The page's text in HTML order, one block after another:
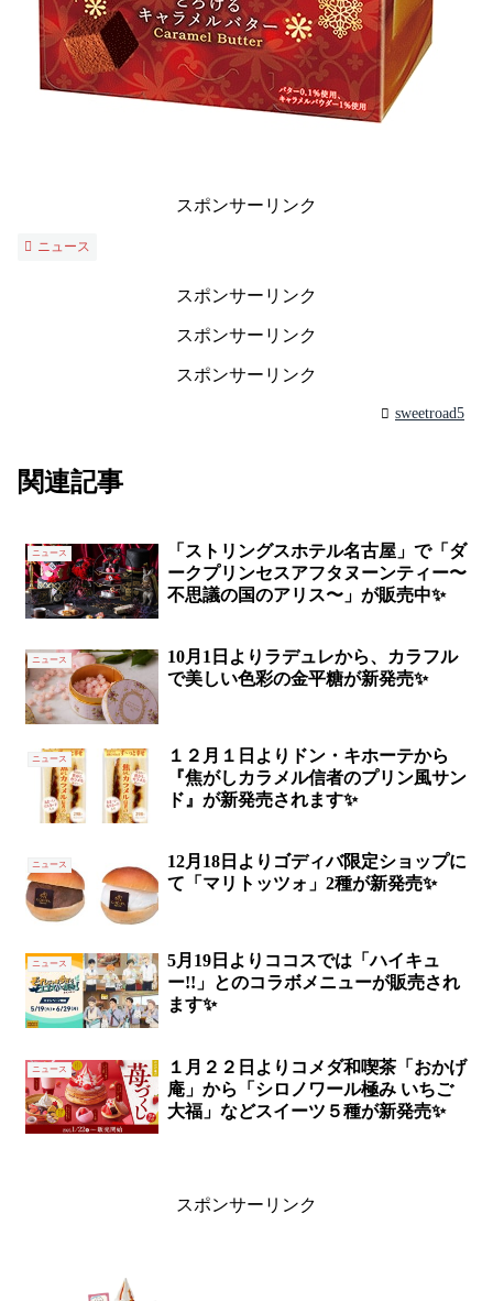
スポンサーリンク
ニュース
スポンサーリンク
スポンサーリンク
スポンサーリンク
sweetroad5
関連記事
ニュース
「ストリングスホテル名古屋」で「ダ
ークプリンセスアフタヌーンティー〜
不思議の国のアリス〜」が販売中✨
ニュース
10月1日よりラデュレから、カラフル
で美しい色彩の金平糖が新発売✨
ニュース
１２月１日よりドン・キホーテから
『焦がしカラメル信者のプリン風サン
ド』が新発売されます✨
ニュース
12月18日よりゴディバ限定ショップに
て「マリトッツォ」2種が新発売✨
ニュース
5月19日よりココスでは「ハイキュ
ー!!」とのコラボメニューが販売され
ます✨
ニュース
１月２２日よりコメダ和喫茶「おかげ
庵」から「シロノワール極み いちご
大福」などスイーツ５種が新発売✨
スポンサーリンク